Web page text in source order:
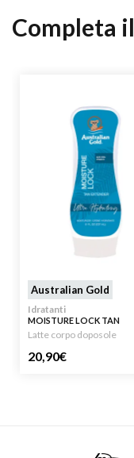
Completa
Australian Gold
Idratanti
MOISTURE LOCK TAN
EXTENDER ULTRA
Latte corpo doposole
20,90€